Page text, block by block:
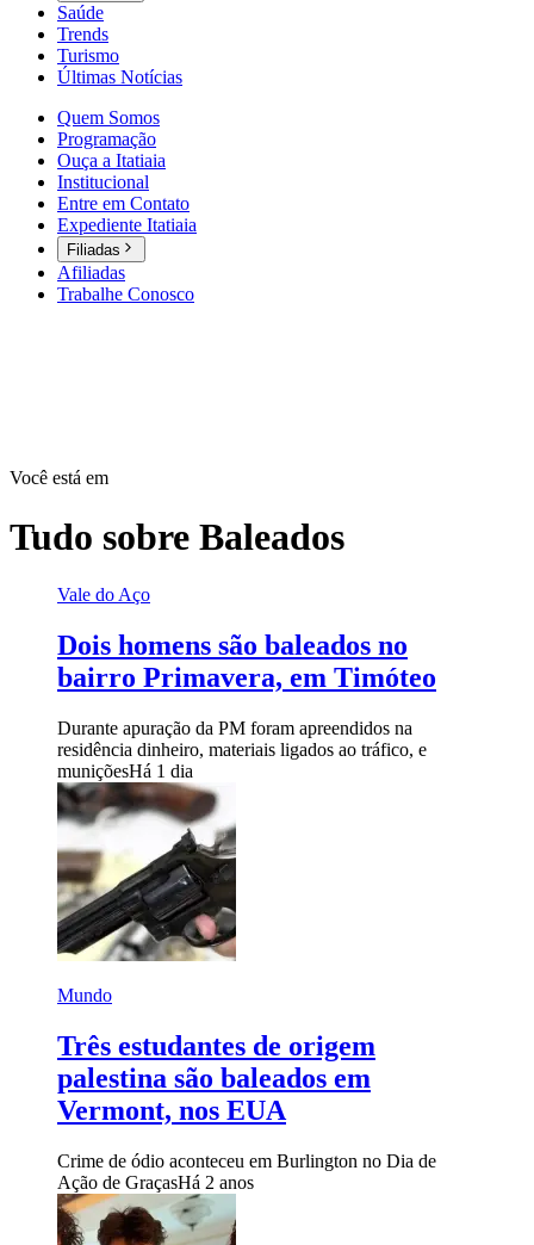
Saúde
Trends
Turismo
Últimas Notícias
Quem Somos
Programação
Ouça a Itatiaia
Institucional
Entre em Contato
Expediente Itatiaia
Filiadas
Afiliadas
Trabalhe Conosco
Você está em
Tudo sobre Baleados
Vale do Aço
Dois homens são baleados no
bairro Primavera, em Timóteo
Durante apuração da PM foram apreendidos na
residência dinheiro, materiais ligados ao tráfico, e
muniçõesHá 1 dia
Mundo
Três estudantes de origem
palestina são baleados em
Vermont, nos EUA
Crime de ódio aconteceu em Burlington no Dia de
Ação de GraçasHá 2 anos